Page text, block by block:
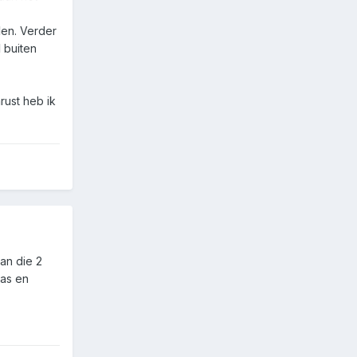
Verder
buiten
heb ik
die 2
en